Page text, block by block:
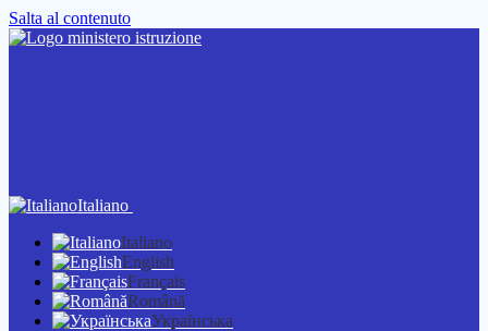
Salta al contenuto
Italiano
Italiano
English
Français
Română
Українська